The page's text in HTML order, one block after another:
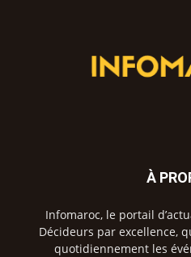
À
Infomaroc, le portail
Décideurs par excellence,
quotidiennement les